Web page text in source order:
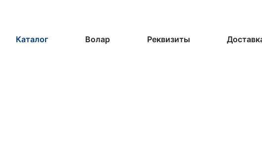
Каталог Волар Реквизиты